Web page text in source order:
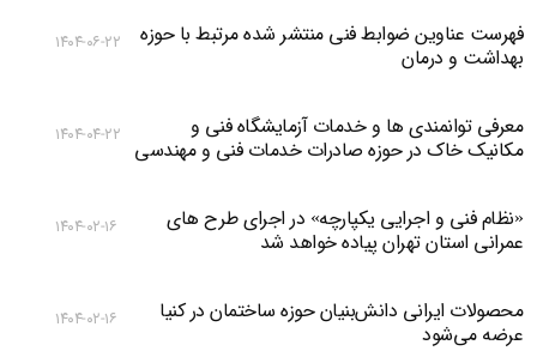
فهرست عناوین ضوابط فنی منتشر شده مرتبط با حوزه
بهداشت و درمان
۱۴۰۴-۰۶-۲۲
معرفی توانمندی ها و خدمات آزمایشگاه فنی و
مکانیک خاک در حوزه صادرات خدمات فنی و مهندسی
۱۴۰۴-۰۴-۲۲
«نظام فنی و اجرایی یکپارچه» در اجرای طرح های
عمرانی استان تهران پیاده خواهد شد
۱۴۰۴-۰۲-۱۶
محصولات ایرانی دانش‌بنیان‌ حوزه ساختمان در کنیا
عرضه می‌شود
۱۴۰۴-۰۲-۱۶